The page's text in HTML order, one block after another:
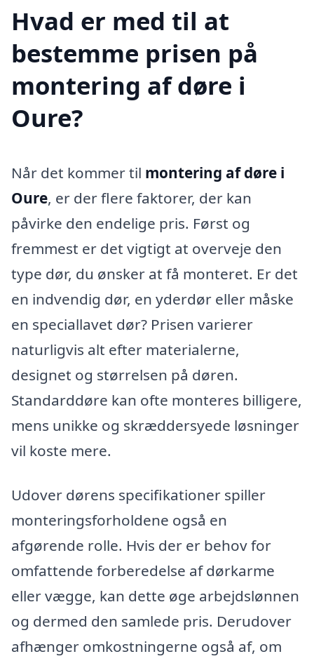
Hvad er med til at
bestemme prisen på
montering af døre i
Oure?
Når det kommer til montering af døre i
Oure, er der flere faktorer, der kan
påvirke den endelige pris. Først og
fremmest er det vigtigt at overveje den
type dør, du ønsker at få monteret. Er det
en indvendig dør, en yderdør eller måske
en speciallavet dør? Prisen varierer
naturligvis alt efter materialerne,
designet og størrelsen på døren.
Standarddøre kan ofte monteres billigere,
mens unikke og skræddersyede løsninger
vil koste mere.
Udover dørens specifikationer spiller
monteringsforholdene også en
afgørende rolle. Hvis der er behov for
omfattende forberedelse af dørkarme
eller vægge, kan dette øge arbejdslønnen
og dermed den samlede pris. Derudover
afhænger omkostningerne også af, om